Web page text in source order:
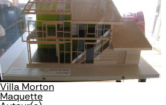
Villa Morton
Maquette